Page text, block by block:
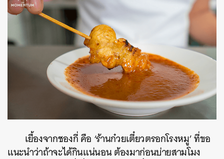
เยื้องจากชองกี่ คือ ‘ร้านก๋วยเตี๋ยวตรอกโรงหมู’ ที่ขอ
แนะนำว่าถ้าจะได้กินแน่นอน ต้องมาก่อนบ่ายสามโมง